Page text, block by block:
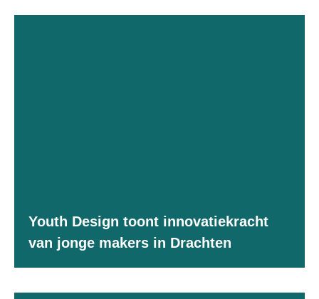
Youth Design toont innovatiekracht
van jonge makers in Drachten